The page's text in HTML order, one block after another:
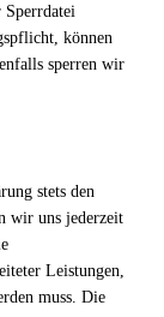
können
sperren wir
stets den
wir uns jederzeit
Leistungen,
muss. Die